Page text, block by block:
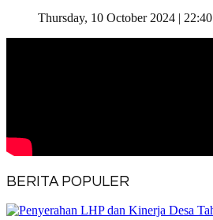
Thursday, 10 October 2024 | 22:40
BERITA POPULER